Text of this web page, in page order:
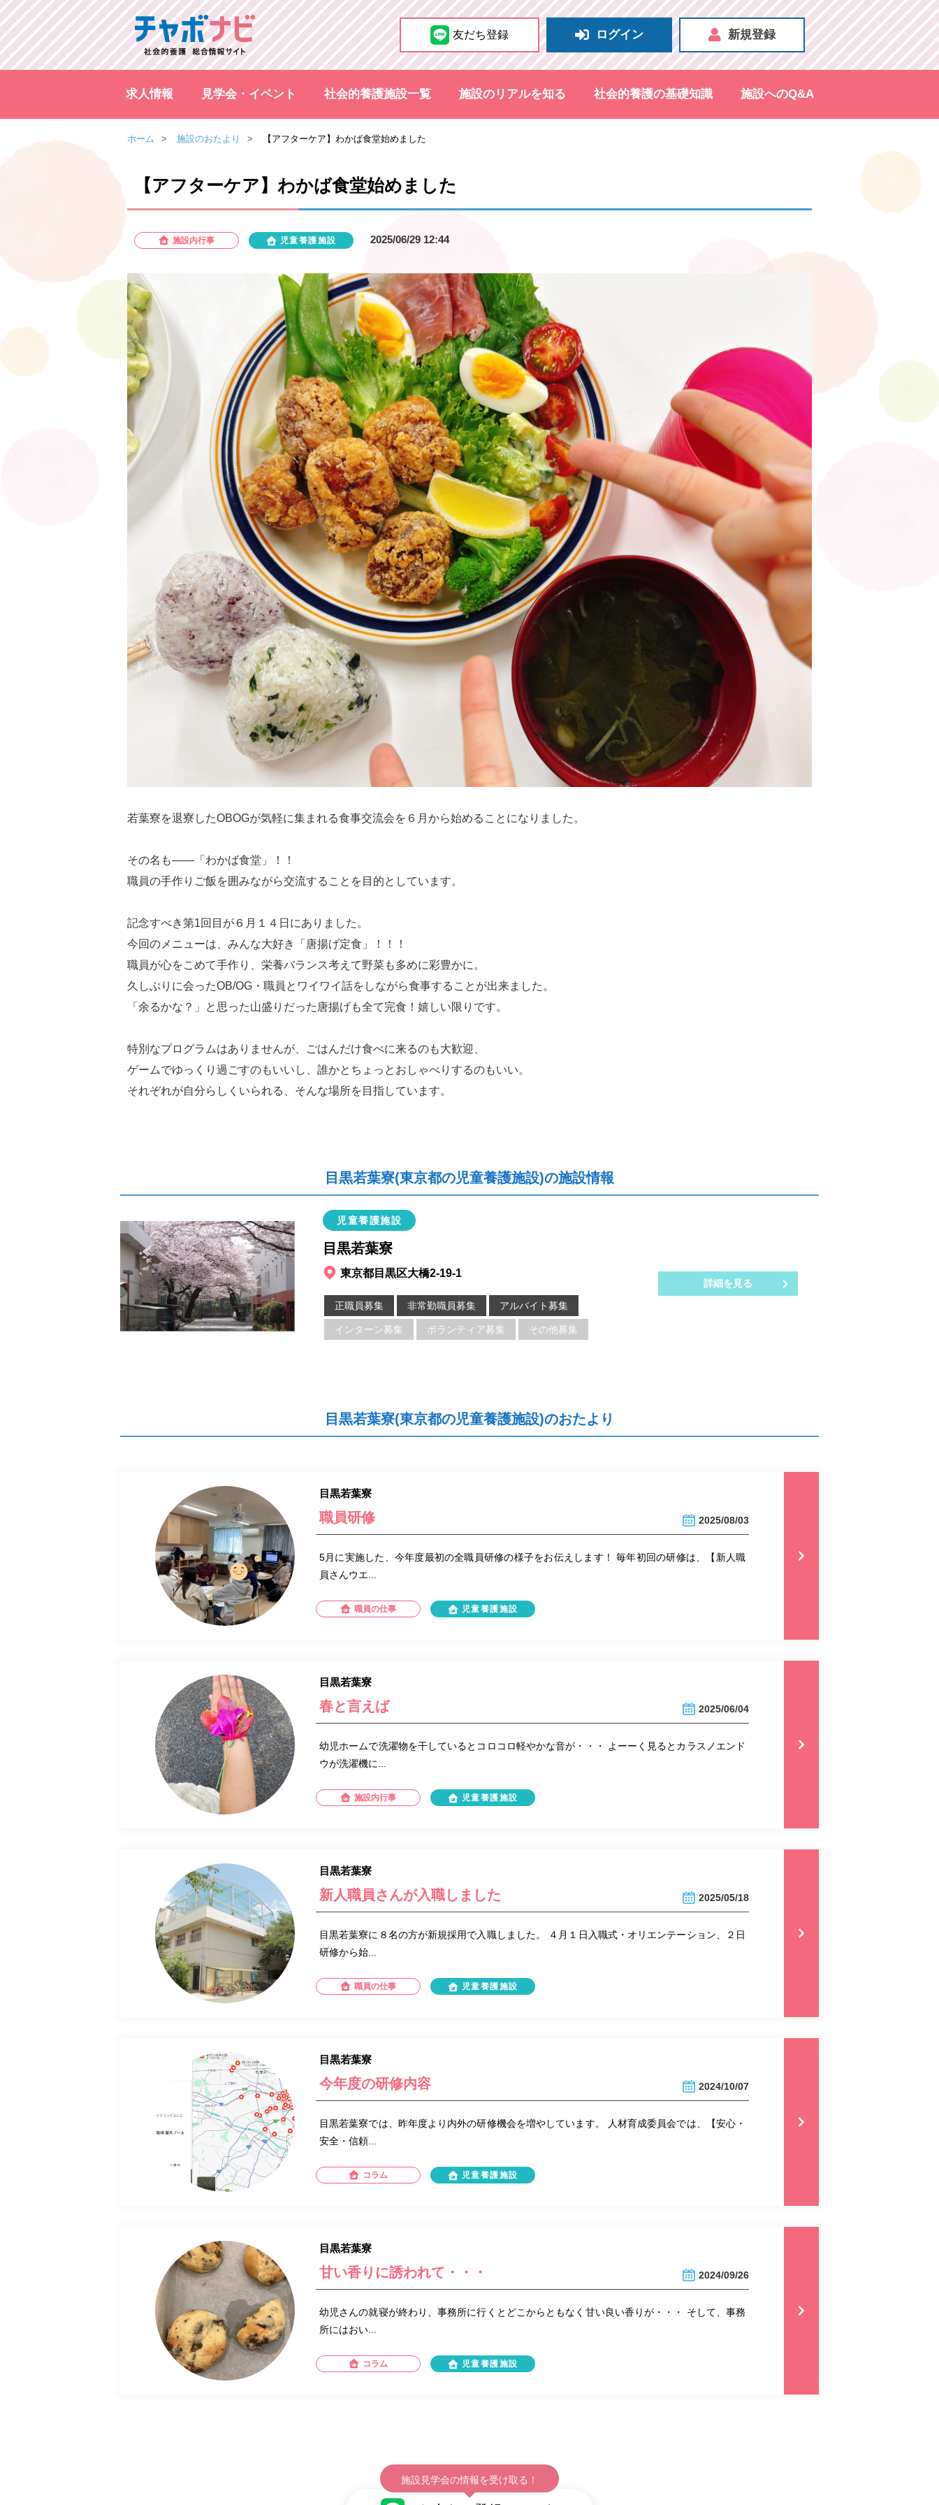
友だち登録 ログイン 新規登録
求人情報 見学会・イベント 社会的養護施設一覧 施設のリアルを知る 社会的養護の基礎知識 施設へのQ&A
ホーム 施設のおたより 【アフターケア】わかば食堂始めました
【アフターケア】わかば食堂始めました
施設内行事 児童養護施設 2025/06/29 12:44
若葉寮を退寮したOBOGが気軽に集まれる食事交流会を６月から始めることになりました。
その名も――「わかば食堂」！！
職員の手作りご飯を囲みながら交流することを目的としています。
記念すべき第1回目が６月１４日にありました。
今回のメニューは、みんな大好き「唐揚げ定食」！！！
職員が心をこめて手作り、栄養バランス考えて野菜も多めに彩豊かに。
久しぶりに会ったOB/OG・職員とワイワイ話をしながら食事することが出来ました。
「余るかな？」と思った山盛りだった唐揚げも全て完食！嬉しい限りです。
特別なプログラムはありませんが、ごはんだけ食べに来るのも大歓迎、
ゲームでゆっくり過ごすのもいいし、誰かとちょっとおしゃべりするのもいい。
それぞれが自分らしくいられる、そんな場所を目指しています。
目黒若葉寮(東京都の児童養護施設)の施設情報
児童養護施設
目黒若葉寮
東京都目黒区大橋2-19-1
正職員募集 非常勤職員募集 アルバイト募集
インターン募集 ボランティア募集 その他募集
詳細を見る
目黒若葉寮(東京都の児童養護施設)のおたより
2025/08/03
目黒若葉寮
職員研修
5月に実施した、今年度最初の全職員研修の様子をお伝えします！ 毎年初回の研修は、【新人職
員さんウエ...
職員の仕事 児童養護施設
2025/06/04
目黒若葉寮
春と言えば
幼児ホームで洗濯物を干しているとコロコロ軽やかな音が・・・ よーーく見るとカラスノエンド
ウが洗濯機に...
施設内行事 児童養護施設
2025/05/18
目黒若葉寮
新人職員さんが入職しました
目黒若葉寮に８名の方が新規採用で入職しました。 ４月１日入職式・オリエンテーション、２日
研修から始...
職員の仕事 児童養護施設
2024/10/07
目黒若葉寮
今年度の研修内容
目黒若葉寮では、昨年度より内外の研修機会を増やしています。 人材育成委員会では、【安心・
安全・信頼...
コラム 児童養護施設
2024/09/26
目黒若葉寮
甘い香りに誘われて・・・
幼児さんの就寝が終わり、事務所に行くとどこからともなく甘い良い香りが・・・ そして、事務
所にはおい...
コラム 児童養護施設
施設見学会の情報を受け取る！